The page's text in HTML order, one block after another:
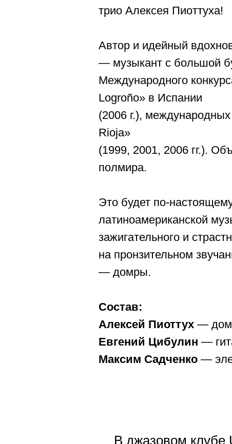
трио Алексея Пиоттуха!
Автор и идейный
— музыкант с большой
Международного
Logroño» в Испании
(2006 г.),
Rioja»
(1999, 2001, 2006 гг.).
полмира.
Это будет по-
латиноамериканской
зажигательного и
на пронзительном
— домры.
Состав:
Алексей Пиоттух —
Евгений Цибулин —
Максим Садченко —
В джазовом клубе